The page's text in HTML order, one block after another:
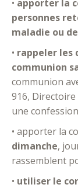
• apporter la
personnes
maladie ou
• rappeler les
communion
communion
916, Directoire
une
• apporter la
dimanche,
rassemblent
• utiliser le